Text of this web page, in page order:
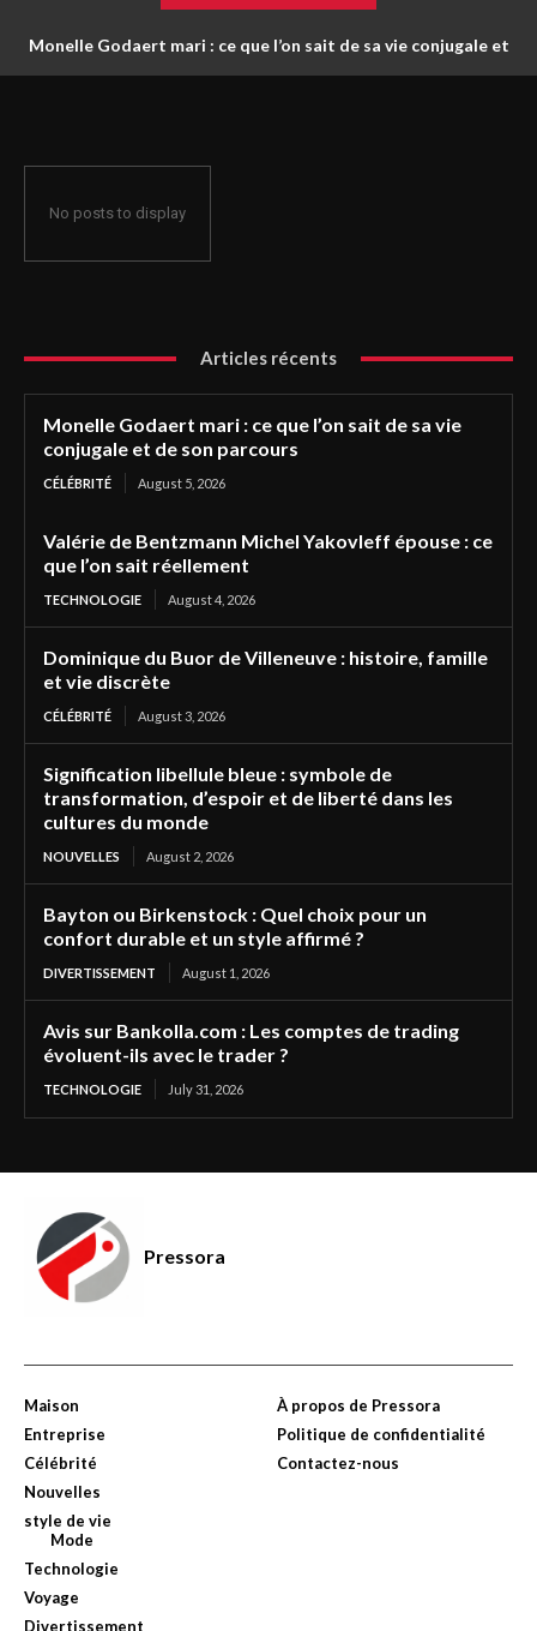
Monelle Godaert mari : ce que l’on sait de sa vie conjugale et
No posts to display
Articles récents
Monelle Godaert mari : ce que l’on sait de sa vie
conjugale et de son parcours
CÉLÉBRITÉ August 5, 2026
Valérie de Bentzmann Michel Yakovleff épouse : ce
que l’on sait réellement
TECHNOLOGIE August 4, 2026
Dominique du Buor de Villeneuve : histoire, famille
et vie discrète
CÉLÉBRITÉ August 3, 2026
Signification libellule bleue : symbole de
transformation, d’espoir et de liberté dans les
cultures du monde
NOUVELLES August 2, 2026
Bayton ou Birkenstock : Quel choix pour un
confort durable et un style affirmé ?
DIVERTISSEMENT August 1, 2026
Avis sur Bankolla.com : Les comptes de trading
évoluent-ils avec le trader ?
TECHNOLOGIE July 31, 2026
Pressora
Maison
Entreprise
Célébrité
Nouvelles
style de vie
Mode
Technologie
Voyage
Divertissement
À propos de Pressora
Politique de confidentialité
Contactez-nous